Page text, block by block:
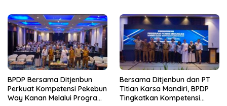
BPDP Bersama Ditjenbun
Perkuat Kompetensi Pekebun
Way Kanan Melalui Program
Bersama Ditjenbun dan PT
Titian Karsa Mandiri, BPDP
Tingkatkan Kompetensi